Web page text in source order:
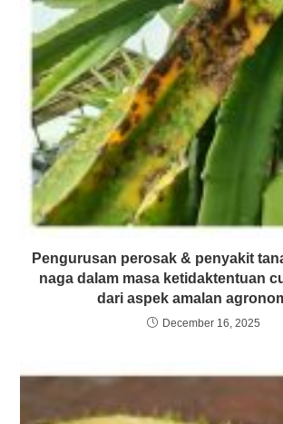
Pengurusan perosak & penyakit
naga dalam masa ketidaktentuan
dari aspek amalan
December 16, 2025